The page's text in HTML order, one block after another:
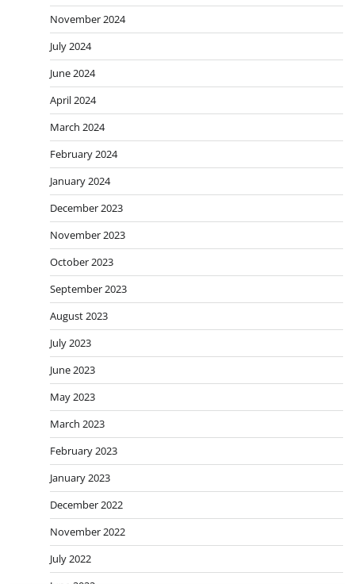
November 2024
July 2024
June 2024
April 2024
March 2024
February 2024
January 2024
December 2023
November 2023
October 2023
September 2023
August 2023
July 2023
June 2023
May 2023
March 2023
February 2023
January 2023
December 2022
November 2022
July 2022